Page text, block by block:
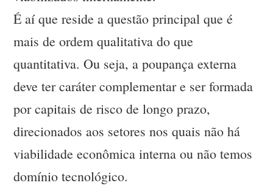
É aí que reside a questão principal que é
mais de ordem qualitativa do que
quantitativa. Ou seja, a poupança externa
deve ter caráter complementar e ser formada
por capitais de risco de longo prazo,
direcionados aos setores nos quais não há
viabilidade econômica interna ou não temos
domínio tecnológico.